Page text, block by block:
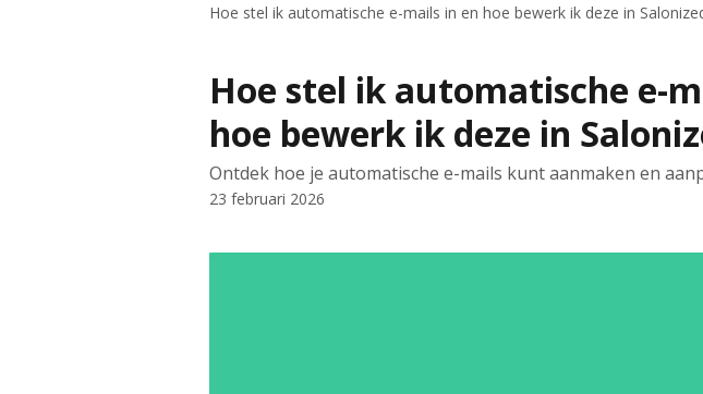
Hoe stel ik automatische e-mails in en hoe bewerk ik deze in
Hoe stel ik automatische e-
hoe bewerk ik deze in
Ontdek hoe je automatische e-mails kunt aanmaken en
23 februari 2026